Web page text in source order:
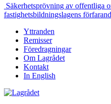
Inläggsnavigering
Säkerhetsprövning av offentliga
fastighetsbildningslagens
Yttranden
Remisser
Föredragningar
Om Lagrådet
Kontakt
In English